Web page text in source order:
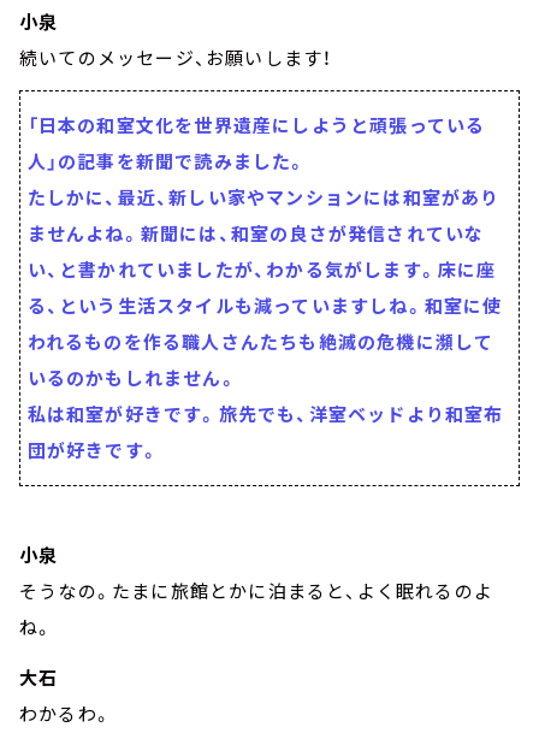
小泉
続いてのメッセージ、お願いします！
「日本の和室文化を世界遺産にしようと頑張っている
人」の記事を新聞で読みました。
たしかに、最近、新しい家やマンションには和室があり
ませんよね。新聞には、和室の良さが発信されていな
い、と書かれていましたが、わかる気がします。床に座
る、という生活スタイルも減っていますしね。和室に使
われるものを作る職人さんたちも絶滅の危機に瀕して
いるのかもしれません。
私は和室が好きです。旅先でも、洋室ベッドより和室布
団が好きです。
小泉
そうなの。たまに旅館とかに泊まると、よく眠れるのよ
ね。
大石
わかるわ。